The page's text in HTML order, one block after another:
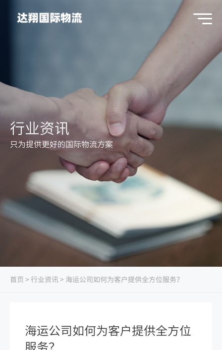
行业资讯
只为提供更好的国际物流方案
首页 > 行业资讯> 海运公司如何为客户提供全方位服务？
海运公司如何为客户提供全方位
服务？